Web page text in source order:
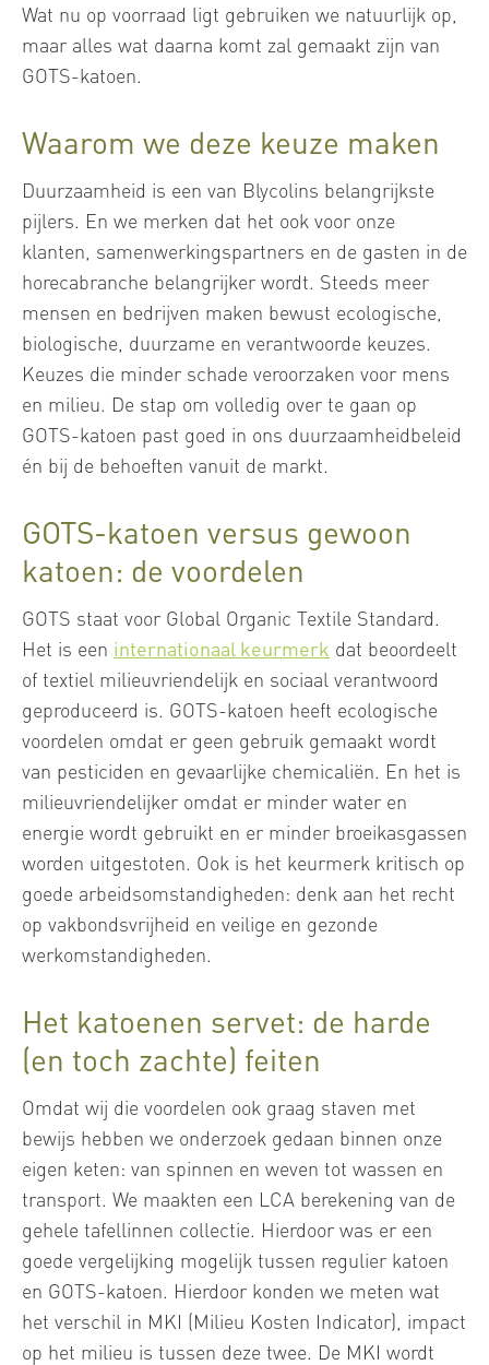
Wat nu op voorraad ligt gebruiken we natuurlijk op,
maar alles wat daarna komt zal gemaakt zijn van
GOTS-katoen.
Waarom we deze keuze maken
Duurzaamheid is een van Blycolins belangrijkste
pijlers. En we merken dat het ook voor onze
klanten, samenwerkingspartners en de gasten in de
horecabranche belangrijker wordt. Steeds meer
mensen en bedrijven maken bewust ecologische,
biologische, duurzame en verantwoorde keuzes.
Keuzes die minder schade veroorzaken voor mens
en milieu. De stap om volledig over te gaan op
GOTS-katoen past goed in ons duurzaamheidbeleid
én bij de behoeften vanuit de markt.
GOTS-katoen versus gewoon
katoen: de voordelen
GOTS staat voor Global Organic Textile Standard.
Het is een internationaal keurmerk dat beoordeelt
of textiel milieuvriendelijk en sociaal verantwoord
geproduceerd is. GOTS-katoen heeft ecologische
voordelen omdat er geen gebruik gemaakt wordt
van pesticiden en gevaarlijke chemicaliën. En het is
milieuvriendelijker omdat er minder water en
energie wordt gebruikt en er minder broeikasgassen
worden uitgestoten. Ook is het keurmerk kritisch op
goede arbeidsomstandigheden: denk aan het recht
op vakbondsvrijheid en veilige en gezonde
werkomstandigheden.
Het katoenen servet: de harde
(en toch zachte) feiten
Omdat wij die voordelen ook graag staven met
bewijs hebben we onderzoek gedaan binnen onze
eigen keten: van spinnen en weven tot wassen en
transport. We maakten een LCA berekening van de
gehele tafellinnen collectie. Hierdoor was er een
goede vergelijking mogelijk tussen regulier katoen
en GOTS-katoen. Hierdoor konden we meten wat
het verschil in MKI (Milieu Kosten Indicator), impact
op het milieu is tussen deze twee. De MKI wordt